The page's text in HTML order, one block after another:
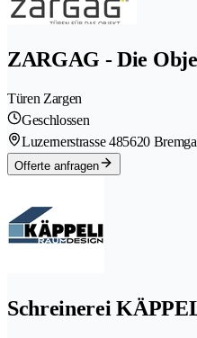
ZARGAG - Die
Türen Zargen
Geschlossen
Luzernerstrasse 485620
Offerte anfragen
Schreinerei